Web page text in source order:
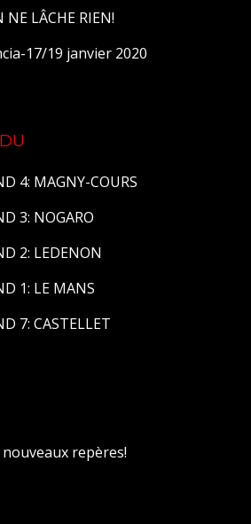
NE LÂCHE RIEN!
17/19 janvier 2020
4: MAGNY-COURS
3: NOGARO
2: LEDENON
1: LE MANS
7: CASTELLET
nouveaux repères!